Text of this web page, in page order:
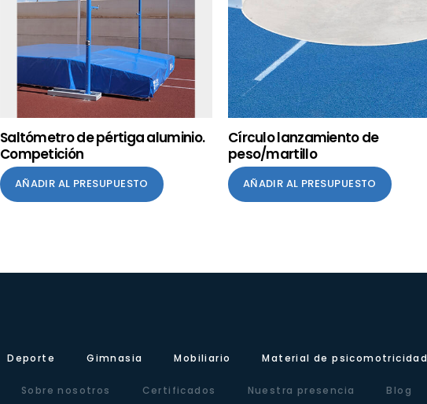
Saltómetro de pértiga aluminio.
Competición
AÑADIR AL PRESUPUESTO
Círculo lanzamiento de
peso/martillo
AÑADIR AL PRESUPUESTO
Deporte Gimnasia Mobiliario Material de psicomotricidad
Sobre nosotros Certificados Nuestra presencia Blog